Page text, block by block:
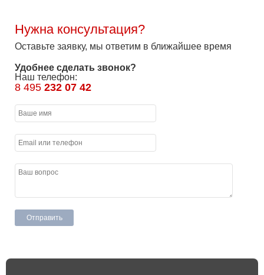
Нужна консультация?
Оставьте заявку, мы ответим в ближайшее время
Удобнее сделать звонок?
Наш телефон:
8 495 232 07 42